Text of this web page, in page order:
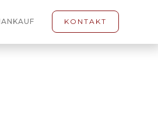
KONTAKT